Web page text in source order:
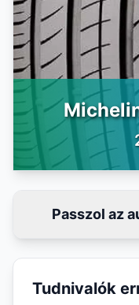
Passzol az
Tudnivalók